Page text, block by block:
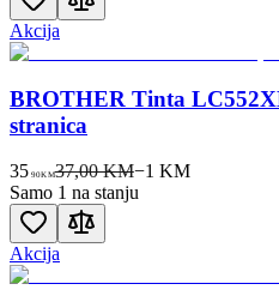
Akcija
BROTHER Tinta
stranica
35 90KM37,00 KM−1 KM
Samo 1 na stanju
Akcija